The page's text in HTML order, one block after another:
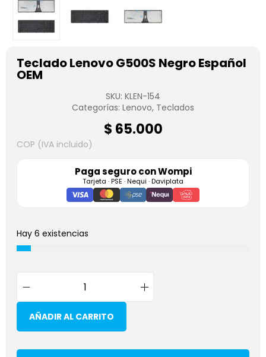
Teclado Lenovo G500S Negro Español
OEM
SKU: KLEN-154
Categorías: Lenovo, Teclados
$ 65.000
COP (IVA incluido)
Paga seguro conWompi
Tarjeta · PSE · Nequi · Daviplata
Hay 6 existencias
AÑADIR AL CARRITO